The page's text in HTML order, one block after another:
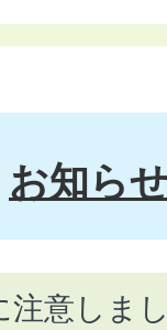
お知ら
注意しま